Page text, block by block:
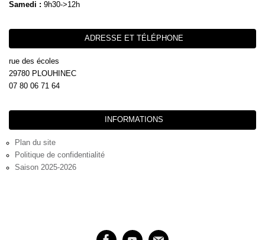
Samedi : 9h30->12h
ADRESSE ET TÉLÉPHONE
rue des écoles
29780 PLOUHINEC
07 80 06 71 64
INFORMATIONS
Plan du site
Politique de confidentialité
Saison 2025-2026